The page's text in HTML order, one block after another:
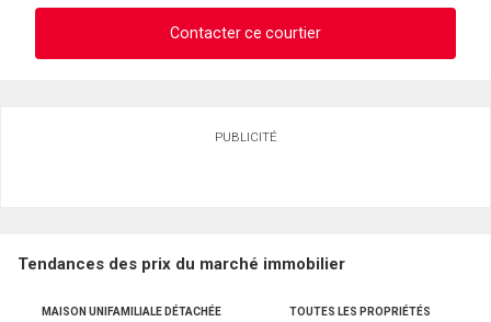
Contacter ce courtier
Téléphone
PUBLICITÉ
Tendances des prix du marché immobilier
MAISON UNIFAMILIALE DÉTACHÉE TOUTES LES PROPRIÉTÉS